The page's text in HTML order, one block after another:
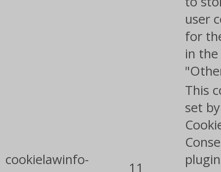
user
for
in
cookielawinfo-
11
This
set